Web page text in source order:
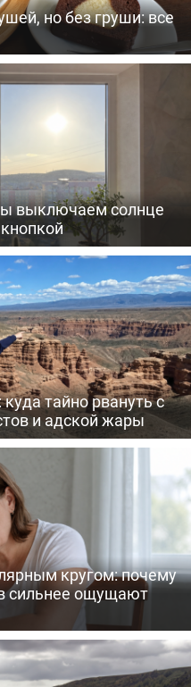
но без груши: все
выключаем солнце
тайно рвануть с
и адской жары
кругом: почему
сильнее ощущают